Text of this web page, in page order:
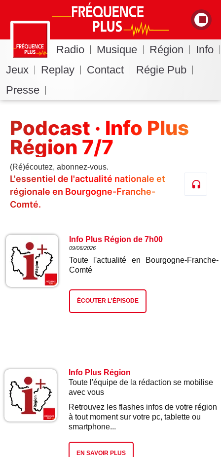
Radio Musique Région
Info
Jeux
Replay Contact
Régie Pub
Presse
Podcast · Info Plus
Région 7/7
(Ré)écoutez, abonnez-vous.
L'essentiel de l'actualité nationale et
régionale en Bourgogne-Franche-
Comté.
Info Plus Région de 7h00
09/06/2026
Toute l'actualité en Bourgogne-Franche-
Comté
ÉCOUTER L'ÉPISODE
Info Plus Région
Toute l'équipe de la rédaction se mobilise
avec vous
Retrouvez les flashes infos de votre région
à tout moment sur votre pc, tablette ou
smartphone...
EN SAVOIR PLUS